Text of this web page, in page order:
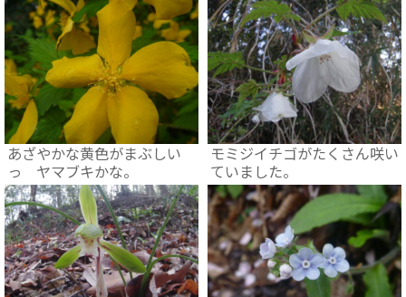
あざやかな黄色がまぶしい
っ ヤマブキかな。
モミジイチゴがたくさん咲い
ていました。